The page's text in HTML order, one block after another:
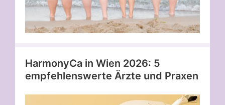
HarmonyCa in Wien 2026: 5
empfehlenswerte Ärzte und Praxen